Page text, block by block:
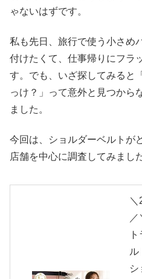
ゃないはずです。
私も先日、旅行で使う小さめ
付けたくて、仕事帰りにフラ
す。でも、いざ探してみると
っけ？」って意外と見つから
ました。
今回は、ショルダーベルトが
店舗を中心に調査してみました
＼
ル
シ